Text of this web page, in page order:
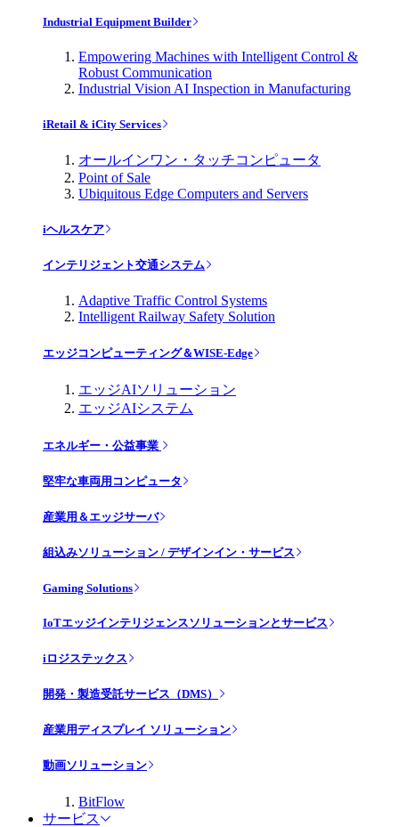
Industrial Equipment Builder
Empowering Machines with Intelligent Control &
Robust Communication
Industrial Vision AI Inspection in Manufacturing
iRetail & iCity Services
オールインワン・タッチコンピュータ
Point of Sale
Ubiquitous Edge Computers and Servers
iヘルスケア
インテリジェント交通システム
Adaptive Traffic Control Systems
Intelligent Railway Safety Solution
エッジコンピューティング＆WISE-Edge
エッジAIソリューション
エッジAIシステム
エネルギー・公益事業
堅牢な車両用コンピュータ
産業用＆エッジサーバ
組込みソリューション / デザインイン・サービス
Gaming Solutions
IoTエッジインテリジェンスソリューションとサービス
iロジステックス
開発・製造受託サービス（DMS）
産業用ディスプレイ ソリューション
動画ソリューション
BitFlow
サービス